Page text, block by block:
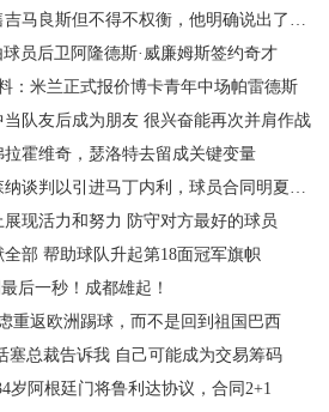
马良斯但不得不权衡，他明确说出了意愿
球员后卫阿隆德斯·威廉姆斯签约奇才
：米兰正式报价博卡青年中场帕雷德斯
队友后成为朋友 很兴奋能再次并肩作战
霍维奇，瑟洛特去留成关键变量
谈判以引进马丁内利，球员合同明夏到期
现活力和努力 防守对方最好的球员
部 帮助球队升起第18面冠军旗帜
后一秒！成都雄起！
重返欧洲踢球，而不是回到祖国巴西
塞总裁告诉我 自己可能成为交易筹码
岁阿根廷门将鲁利达协议，合同2+1